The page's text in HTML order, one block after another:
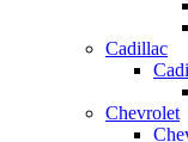
Cadillac
Chevrolet